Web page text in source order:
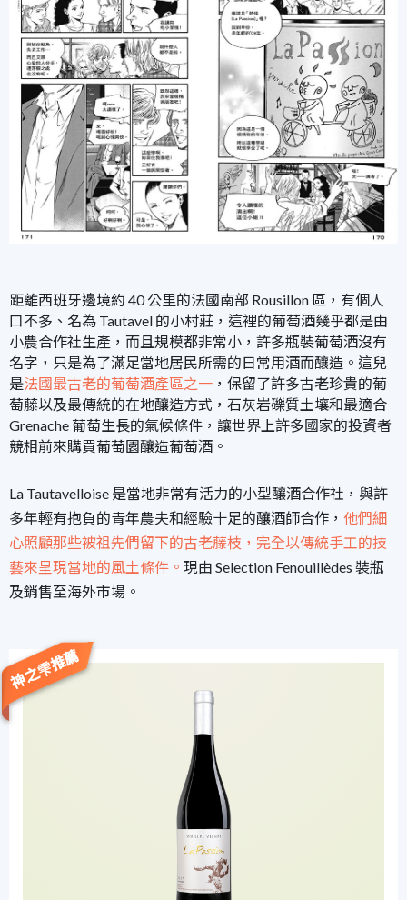
距離西班牙邊境約 40 公里的法國南部 Rousillon 區，有個人
口不多、名為 Tautavel 的小村莊，這裡的葡萄酒幾乎都是由
小農合作社生產，而且規模都非常小，許多瓶裝葡萄酒沒有
名字，只是為了滿足當地居民所需的日常用酒而釀造。這兒
是法國最古老的葡萄酒產區之一 ，保留了許多古老珍貴的葡
萄藤以及最傳統的在地釀造方式，石灰岩礫質土壤和最適合
Grenache 葡萄生長的氣候條件，讓世界上許多國家的投資者
競相前來購買葡萄園釀造葡萄酒。
La Tautavelloise 是當地非常有活力的小型釀酒合作社，與許
多年輕有抱負的青年農夫和經驗十足的釀酒師合作， 他們細
心照顧那些被祖先們留下的古老藤枝，完全以傳統手工的技
藝來呈現當地的風土條件。 現由 Selection Fenouillèdes 裝瓶
及銷售至海外市場。
神之雫推薦